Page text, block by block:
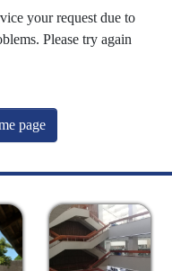
your request due to
Please try again
page